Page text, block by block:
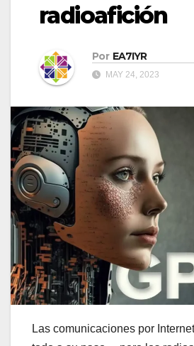
radioafición
Por EA7IYR
MAY 24, 2023
Las comunicaciones por